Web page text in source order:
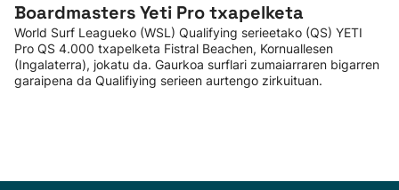
Boardmasters Yeti Pro txapelketa
World Surf Leagueko (WSL) Qualifying serieetako (QS) YETI
Pro QS 4.000 txapelketa Fistral Beachen, Kornuallesen
(Ingalaterra), jokatu da. Gaurkoa surflari zumaiarraren bigarren
garaipena da Qualifiying serieen aurtengo zirkuituan.